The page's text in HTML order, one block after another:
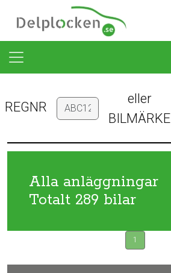
REGNR
eller
BILMÄRKE
Alla anläggningar
Totalt 289 bilar
1